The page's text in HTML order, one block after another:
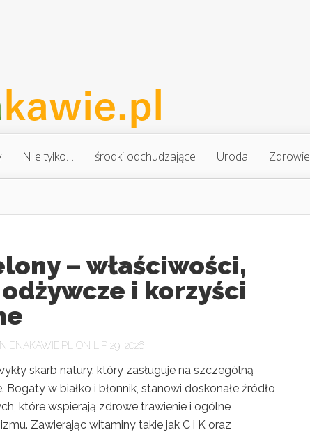
NIe tylko… środki odchudzające Uroda Zdrowie
– właściwości,
i korzyści
ON LIP 29, 2026
skarb natury, który zasługuje na szczególną
Bogaty w białko i błonnik, stanowi doskonałe źródło
które wspierają zdrowe trawienie i ogólne
Zawierając witaminy takie jak C i K oraz